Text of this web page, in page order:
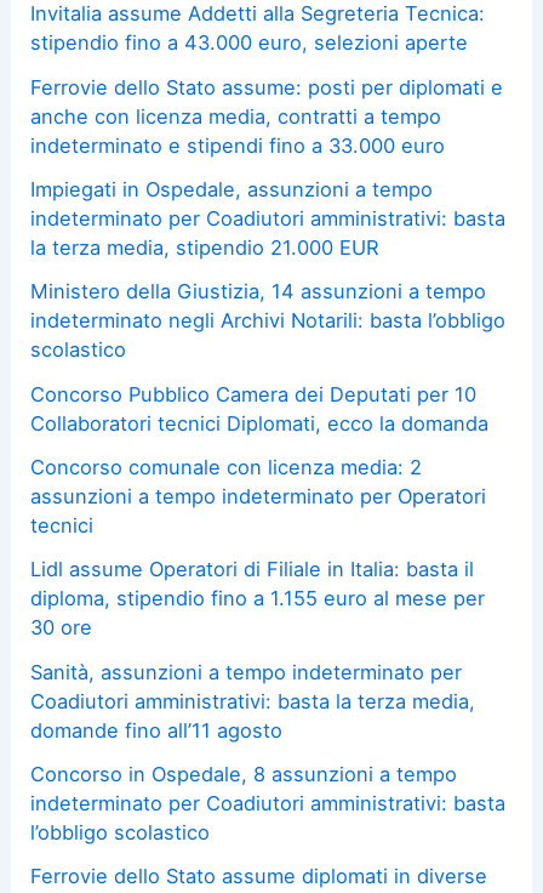
Invitalia assume Addetti alla Segreteria Tecnica:
stipendio fino a 43.000 euro, selezioni aperte
Ferrovie dello Stato assume: posti per diplomati e
anche con licenza media, contratti a tempo
indeterminato e stipendi fino a 33.000 euro
Impiegati in Ospedale, assunzioni a tempo
indeterminato per Coadiutori amministrativi: basta
la terza media, stipendio 21.000 EUR
Ministero della Giustizia, 14 assunzioni a tempo
indeterminato negli Archivi Notarili: basta l’obbligo
scolastico
Concorso Pubblico Camera dei Deputati per 10
Collaboratori tecnici Diplomati, ecco la domanda
Concorso comunale con licenza media: 2
assunzioni a tempo indeterminato per Operatori
tecnici
Lidl assume Operatori di Filiale in Italia: basta il
diploma, stipendio fino a 1.155 euro al mese per
30 ore
Sanità, assunzioni a tempo indeterminato per
Coadiutori amministrativi: basta la terza media,
domande fino all’11 agosto
Concorso in Ospedale, 8 assunzioni a tempo
indeterminato per Coadiutori amministrativi: basta
l’obbligo scolastico
Ferrovie dello Stato assume diplomati in diverse